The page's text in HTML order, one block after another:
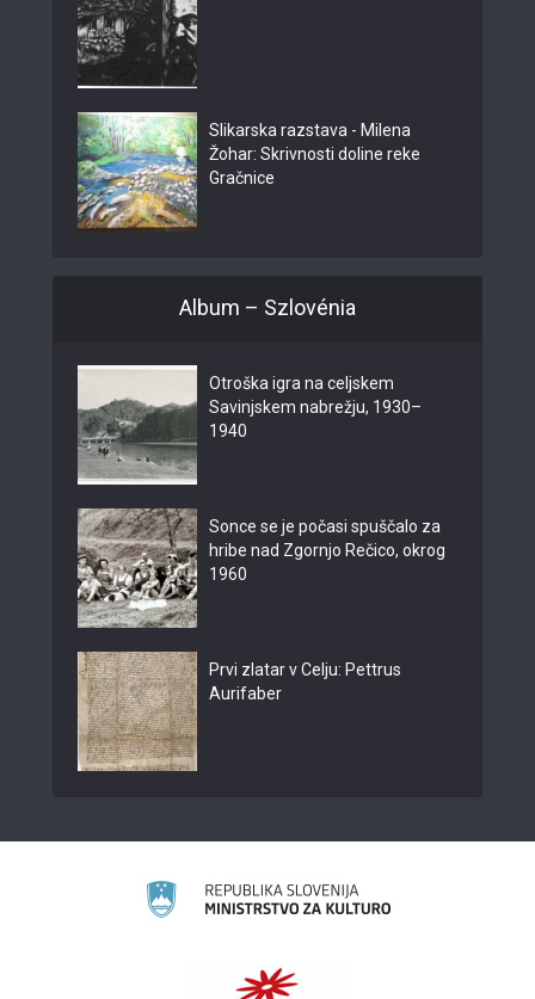
Slikarska razstava - Milena
Žohar: Skrivnosti doline reke
Gračnice
Album – Szlovénia
Otroška igra na celjskem
Savinjskem nabrežju, 1930–
1940
Sonce se je počasi spuščalo za
hribe nad Zgornjo Rečico, okrog
1960
Prvi zlatar v Celju: Pettrus
Aurifaber